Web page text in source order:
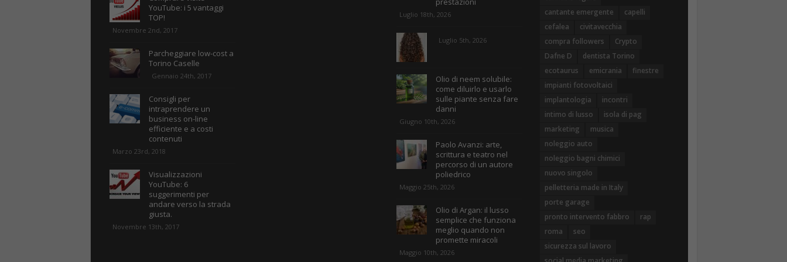
YouTube: i 5 vantaggi
TOP!
Novembre 2nd, 2017
Parcheggiare low-cost a
Torino Caselle
Gennaio 24th, 2017
Consigli per
intraprendere un
business on-line
efficiente e a costi
contenuti
Marzo 23rd, 2018
Visualizzazioni
YouTube: 6
suggerimenti per
andare verso la strada
giusta.
Novembre 13th, 2017
Luglio 18th, 2026
Luglio 5th, 2026
Olio di neem solubile:
come diluirlo e usarlo
sulle piante senza fare
danni
Giugno 10th, 2026
Paolo Avanzi: arte,
scrittura e teatro nel
percorso di un autore
poliedrico
Maggio 25th, 2026
Olio di Argan: il lusso
semplice che funziona
meglio quando non
promette miracoli
Maggio 10th, 2026
cantante emergente
capelli
cefalea
civitavecchia
compra followers
Crypto
Dafne D
dentista Torino
ecotaurus
emicrania
finestre
impianti fotovoltaici
implantologia
incontri
intimo di lusso
isola di pag
marketing
musica
noleggio auto
noleggio bagni chimici
nuovo singolo
pelletteria made in Italy
porte garage
pronto intervento fabbro
rap
roma
seo
sicurezza sul lavoro